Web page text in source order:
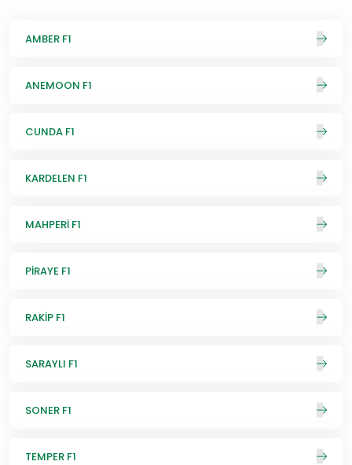
AMBER F1
ANEMOON F1
CUNDA F1
KARDELEN F1
MAHPERİ F1
PİRAYE F1
RAKİP F1
SARAYLI F1
SONER F1
TEMPER F1